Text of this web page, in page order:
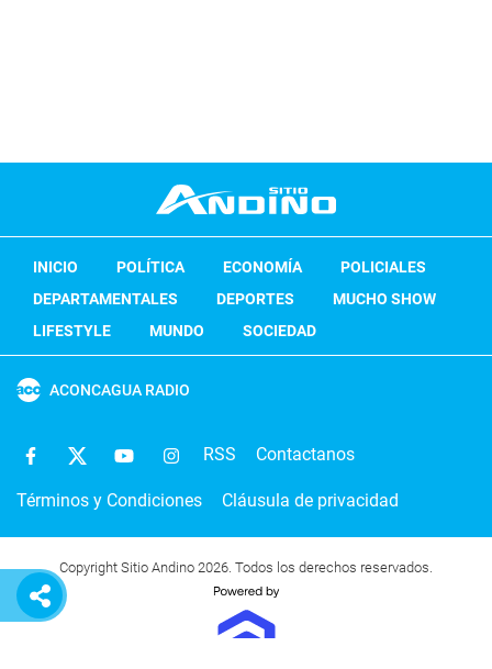
INICIO POLÍTICA ECONOMÍA
POLICIALES
DEPARTAMENTALES
DEPORTES
MUCHO SHOW
LIFESTYLE
MUNDO SOCIEDAD
ACONCAGUA RADIO
RSS Contactanos
Términos y Condiciones Cláusula de privacidad
Copyright Sitio Andino 2026. Todos los derechos reservados.